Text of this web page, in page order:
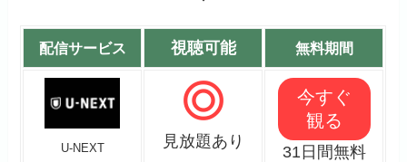
配信サービス 視聴可能 無料期間
U-NEXT 見放題あり
今すぐ
観る
31日間無料